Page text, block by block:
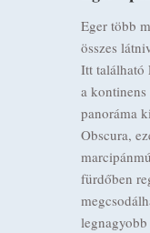
Eger több
összes
Itt található
a
panoráma
Obscura,
fürdőben